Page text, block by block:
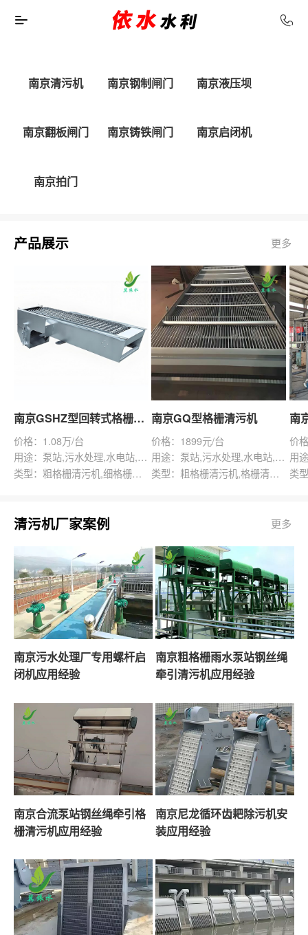
南京清污机 南京钢制闸门 南京液压坝
南京翻板闸门 南京铸铁闸门 南京启闭机
南京拍门
产品展示 更多
南京GSHZ型回转式格栅除污机
价格：1.08万/台
用途：泵站,污水处理,水电站,自来水厂,渠道,水产养殖,化工,纺织,给排水工程
类型：粗格栅清污机,细格栅清污机,格栅清污机,回转式清污机
南京GQ型格栅清污机
价格：1899元/台
用途：泵站,污水处理,水电站,自来水厂,给排水工程
类型：粗格栅清污机,格栅清污机,回转式清污机
价
清污机厂家案例 更多
南京污水处理厂专用螺杆启
闭机应用经验
南京粗格栅雨水泵站钢丝绳
牵引清污机应用经验
南京合流泵站钢丝绳牵引格
栅清污机应用经验
南京尼龙循环齿耙除污机安
装应用经验